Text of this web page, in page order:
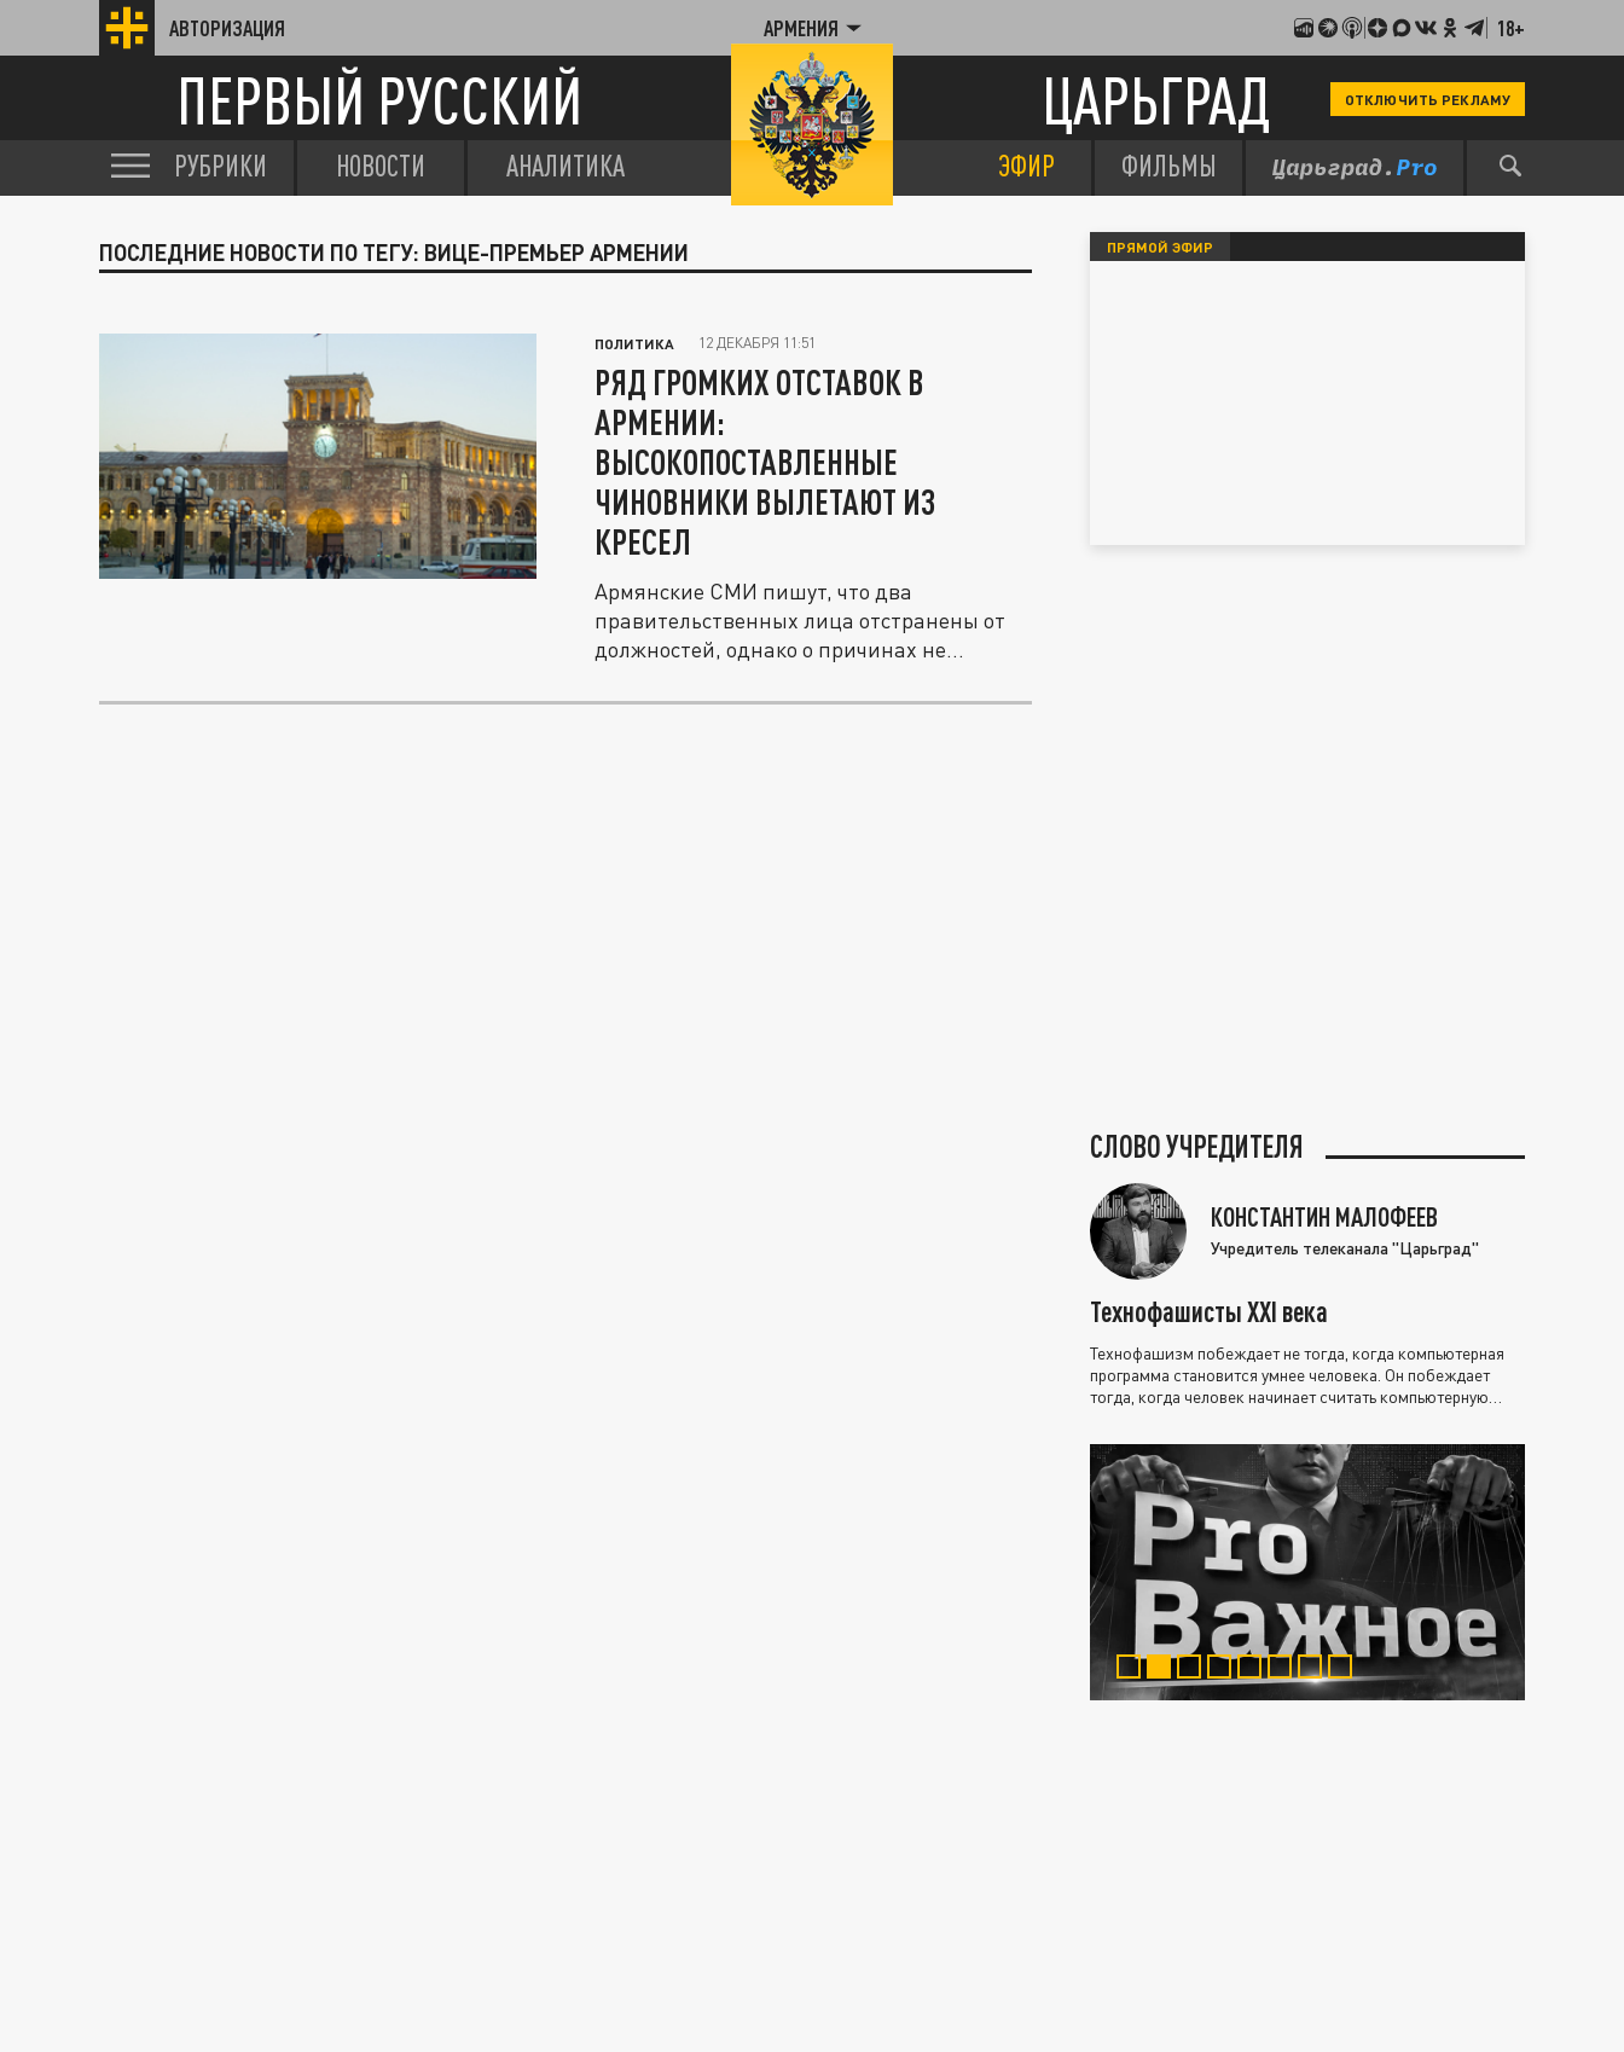
АВТОРИЗАЦИЯ АРМЕНИЯ 18+
ПЕРВЫЙ РУССКИЙ ЦАРЬГРАД ОТКЛЮЧИТЬ РЕКЛАМУ
РУБРИКИ НОВОСТИ АНАЛИТИКА ЭФИР ФИЛЬМЫ
ПОСЛЕДНИЕ НОВОСТИ ПО ТЕГУ: ВИЦЕ-ПРЕМЬЕР АРМЕНИИ
ПОЛИТИКА 12 ДЕКАБРЯ 11:51
РЯД ГРОМКИХ ОТСТАВОК В
АРМЕНИИ:
ВЫСОКОПОСТАВЛЕННЫЕ
ЧИНОВНИКИ ВЫЛЕТАЮТ ИЗ
КРЕСЕЛ
Армянские СМИ пишут, что два
правительственных лица отстранены от
должностей, однако о причинах не
ПРЯМОЙ ЭФИР
СЛОВО УЧРЕДИТЕЛЯ
КОНСТАНТИН МАЛОФЕЕВ
Учредитель телеканала "Царьград"
Технофашисты XXI века
Технофашизм побеждает не тогда, когда компьютерная
программа становится умнее человека. Он побеждает
тогда, когда человек начинает считать компьютерную